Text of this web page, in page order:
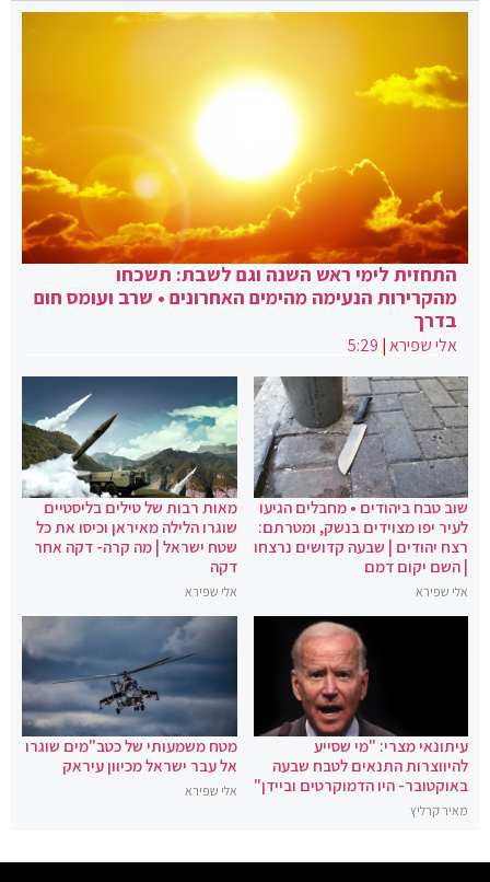
התחזית לימי ראש השנה וגם לשבת: תשכחו
מהקרירות הנעימה מהימים האחרונים • שרב ועומס חום
בדרך
אלי שפירא|
5:29
שוב טבח ביהודים • מחבלים הגיעו
לעיר יפו מצוידים בנשק, ומטרתם:
רצח יהודים | שבעה קדושים נרצחו
| השם יקום דמם
אלי שפירא
מאות רבות של טילים בליסטיים
שוגרו הלילה מאיראן וכיסו את כל
שטח ישראל | מה קרה- דקה אחר
דקה
אלי שפירא
עיתונאי מצרי: "מי שסייע
להיווצרות התנאים לטבח שבעה
באוקטובר- היו הדמוקרטים וביידן"
מאיר קרליץ
מטח משמעותי של כטב"מים שוגרו
אל עבר ישראל מכיוון עיראק
אלי שפירא